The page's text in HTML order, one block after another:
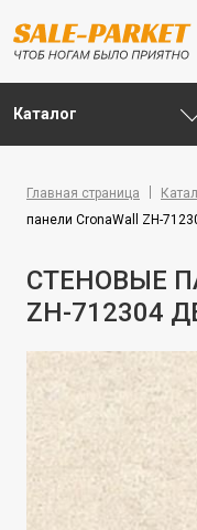
Каталог
Главная страница
панели CronaWall ZH-
СТЕНОВЫЕ
ZH-712304